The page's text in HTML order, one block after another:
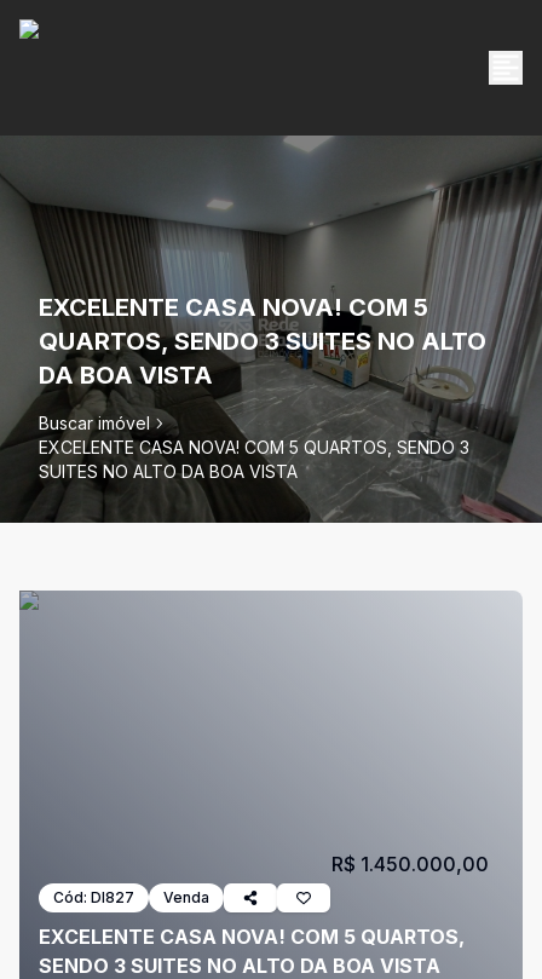
EXCELENTE CASA NOVA! COM 5
QUARTOS, SENDO 3 SUITES NO ALTO
DA BOA VISTA
Buscar imóvel
EXCELENTE CASA NOVA! COM 5 QUARTOS, SENDO 3
SUITES NO ALTO DA BOA VISTA
Cód: DI827 Venda
EXCELENTE CASA NOVA! COM 5 QUARTOS,
SENDO 3 SUITES NO ALTO DA BOA VISTA
R$ 1.450.000,00